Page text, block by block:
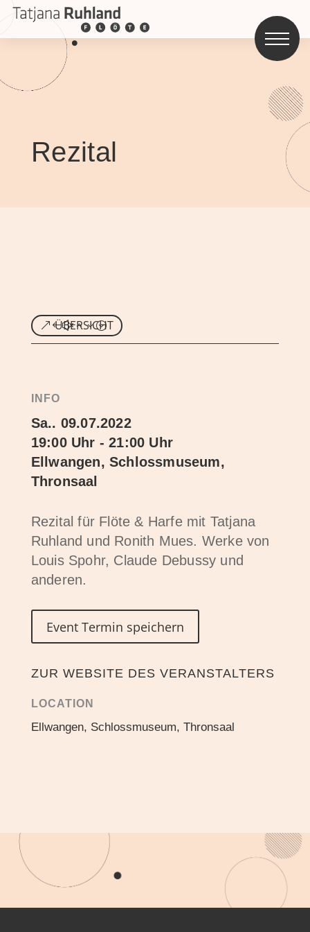
Rezital
ÜBERSICHT
INFO
Sa.. 09.07.2022
19:00 Uhr - 21:00 Uhr
Ellwangen, Schlossmuseum,
Thronsaal
Rezital für Flöte & Harfe mit Tatjana
Ruhland und Ronith Mues. Werke von
Louis Spohr, Claude Debussy und
anderen.
Event Termin speichern
ZUR WEBSITE DES VERANSTALTERS
LOCATION
Ellwangen, Schlossmuseum, Thronsaal